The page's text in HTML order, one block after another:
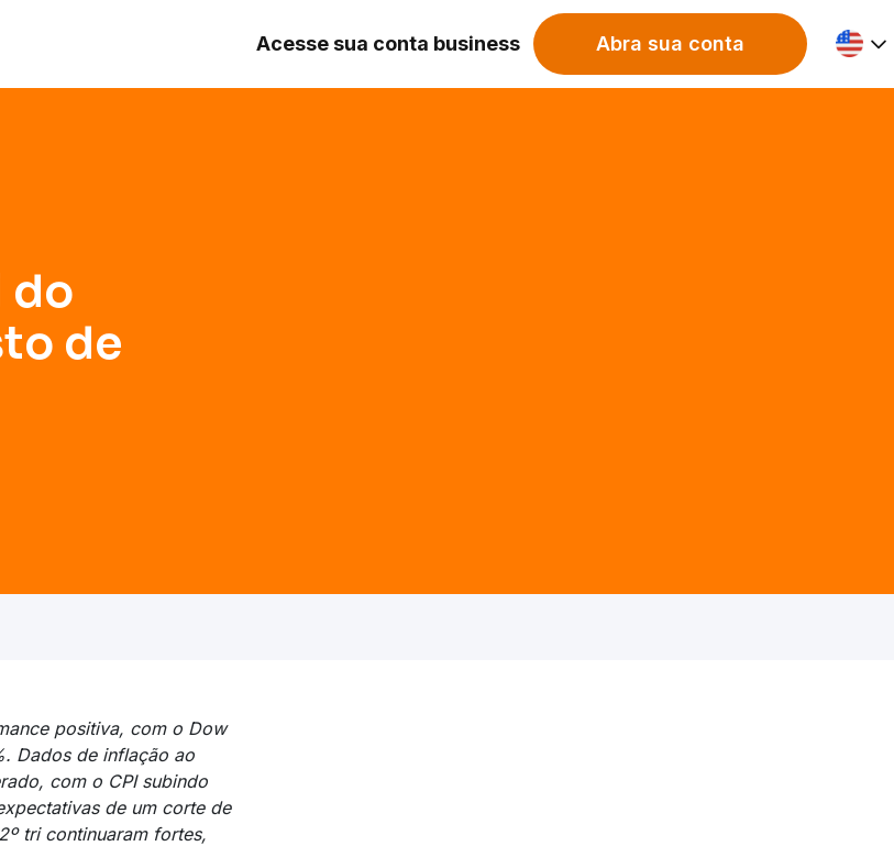
Acesse sua conta business Abra sua conta
do
de
positiva, com o Dow
Dados de inflação ao
com o CPI subindo
de um corte de
tri continuaram fortes,